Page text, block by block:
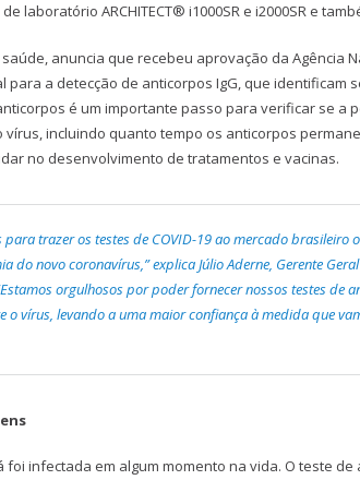
laboratório ARCHITECT® i1000SR e i2000SR e
anuncia que recebeu aprovação da Agência
a detecção de anticorpos IgG, que identificam
é um importante passo para verificar se
incluindo quanto tempo os anticorpos
no desenvolvimento de tratamentos e vacinas.
para trazer os testes de COVID-19 ao mercado brasileiro
do novo coronavírus,” explica Júlio Aderne, Gerente
orgulhosos por poder fornecer nossos testes de
o vírus, levando a uma maior confiança à medida que
infectada em algum momento na vida. O teste de